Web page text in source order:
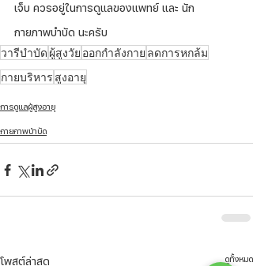
เจ็บ ควรอยู่ในการดูแลของแพทย์ และ นัก
กายภาพบำบัด นะครับ
วารีบำบัด ผู้สูงวัย ออกกำลังกาย ลดการหกล้ม
กายบริหาร สูงอายุ
การดูแลผู้สูงอายุ
กายภาพบำบัด
โพสต์ล่าสุด ดูทั้งหมด